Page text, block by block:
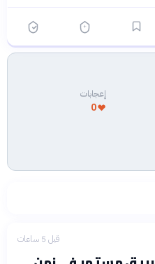
إعجابات
0
قبل 5 ساعات